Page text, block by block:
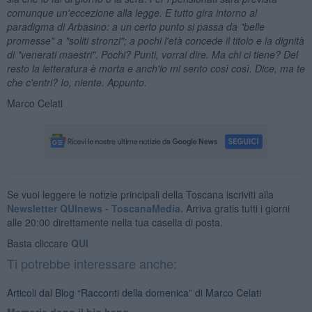
comunque un'eccezione alla legge. E tutto gira intorno al
paradigma di Arbasino: a un certo punto si passa da "belle
promesse" a "soliti stronzi"; a pochi l'età concede il titolo e la dignità
di "venerati maestri". Pochi? Punti, vorrai dire. Ma chi ci tiene? Del
resto la letteratura è morta e anch'io mi sento così così. Dice, ma te
che c'entri? Io, niente. Appunto.
Marco Celati
Se vuoi leggere le notizie principali della Toscana iscriviti alla
Newsletter QUInews - ToscanaMedia. Arriva gratis tutti i giorni
alle 20:00 direttamente nella tua casella di posta.
Basta cliccare QUI
Ti potrebbe interessare anche:
Articoli dal Blog “Racconti della domenica” di Marco Celati